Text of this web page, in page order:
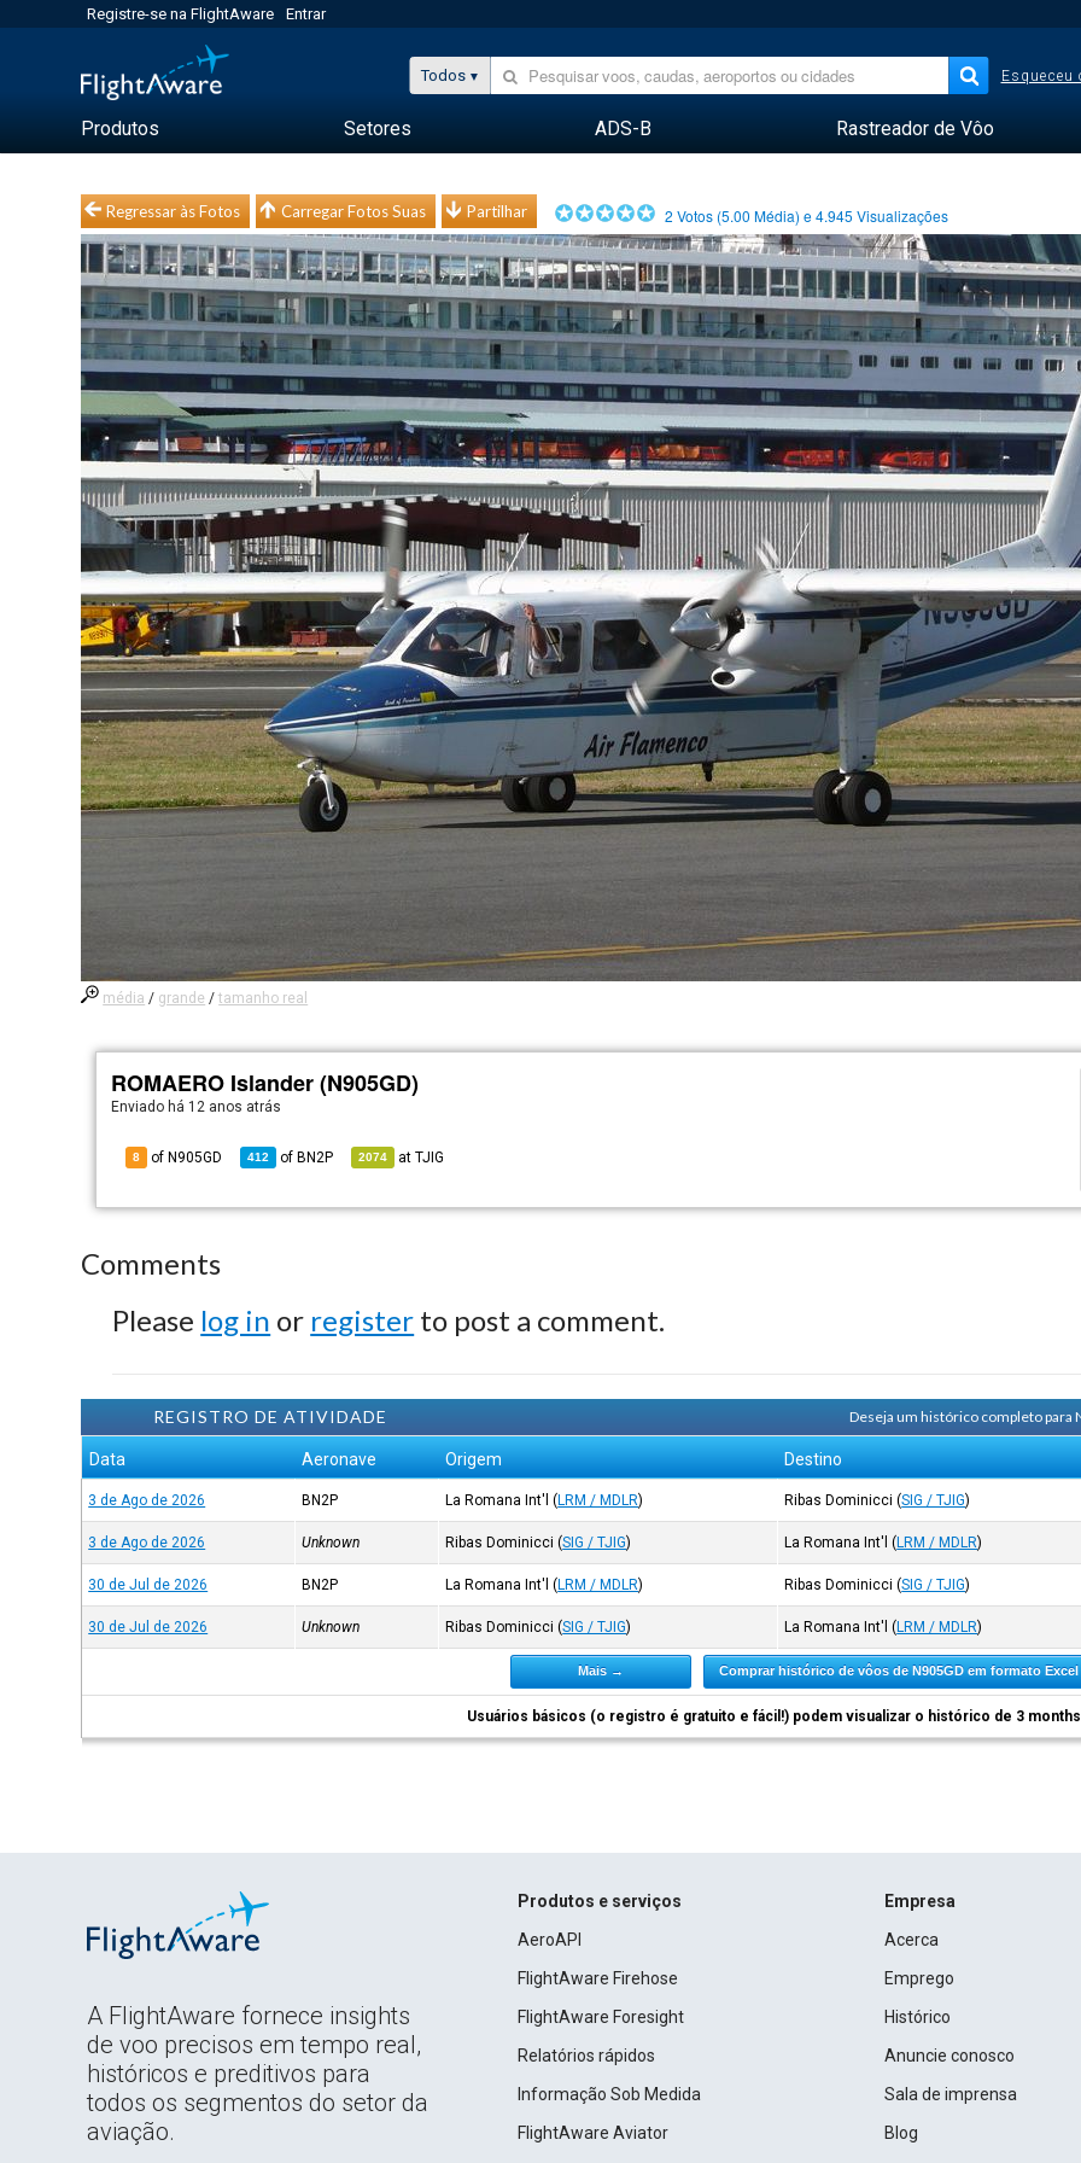
Registre-se na FlightAware Entrar
Todos Esqueceu
Produtos Setores ADS-B Rastreador de Vôo
Regressar às Fotos Carregar Fotos Suas Partilhar 2 Votos (5.00 Média) e4.945 Visualizações
média / grande /tamanho real
ROMAERO Islander (N905GD)
Enviado há 12 anos atrás
8 of N905GD 412 of BN2P 2074 atTJIG
Comments
Please log in or register to post a comment.
REGISTRO DE ATIVIDADE Deseja um histórico completo para
Data Aeronave Origem Destino
3 de Ago de 2026 BN2P La Romana Int'l (LRM / MDLR) Ribas Dominicci(SIG / TJIG)
3 de Ago de 2026 Unknown Ribas Dominicci(SIG / TJIG) La Romana Int'l (LRM / MDLR)
30 de Jul de 2026 BN2P La Romana Int'l (LRM / MDLR) Ribas Dominicci(SIG / TJIG)
30 de Jul de 2026 Unknown Ribas Dominicci(SIG / TJIG) La Romana Int'l (LRM / MDLR)
Mais → Comprar histórico de vôos de N905GD em formato
Usuários básicos (o registro é gratuito e fácil!) podem visualizar o histórico de 3
A FlightAware fornece insights
de voo precisos em tempo real,
históricos e preditivos para
todos os segmentos do setor da
aviação.
Produtos e serviços
AeroAPI
FlightAware Firehose
FlightAware Foresight
Relatórios rápidos
Informação Sob Medida
FlightAware Aviator
Empresa
Acerca
Emprego
Histórico
Anuncie conosco
Sala de imprensa
Blog